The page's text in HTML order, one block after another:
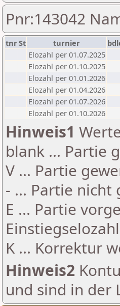
Pnr:143042
tnrSt turnier
Elozahl per 01.07.2025
Elozahl per 01.10.2025
Elozahl per 01.01.2026
Elozahl per 01.04.2026
Elozahl per 01.07.2026
Elozahl per 01.10.2026
Hinweis1
blank ... Partie
V ... Partie
- ... Partie nicht
E ... Partie
K ... Korrektur
Hinweis2
und sind in der